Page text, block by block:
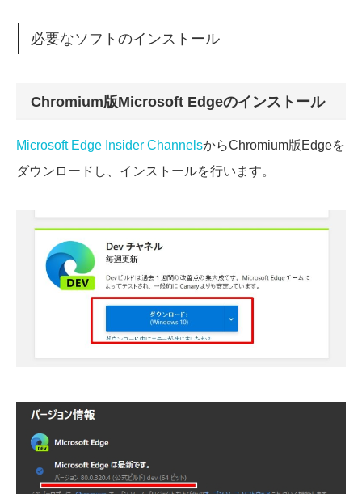
必要なソフトのインストール
Chromium版Microsoft Edgeのインストール
Microsoft Edge Insider ChannelsからChromium版Edgeを
ダウンロードし、インストールを行います。